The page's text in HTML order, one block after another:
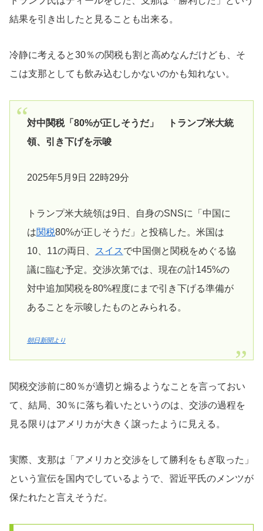
結果を引き出したと見ることも出来る。
冷静に考えると30％の関税も割と高めなんだけども、そ
こは支那としても飲み込むしかないのかも知れない。
対中関税「80%が正しそうだ」 トランプ米大統
領、引き下げを示唆
2025年5月9日 22時29分
トランプ米大統領は9日、自身のSNSに「中国に
は関税80%が正しそうだ」と投稿した。米国は
10、11の両日、
スイスで中国側と関税をめぐる協
議に臨む予定。交渉次第では、現在の計145%の
対中追加関税を80%程度にまで引き下げる準備が
あることを示唆したものとみられる。
朝日新聞より
関税交渉前に80％が適切と煽るようなことを言っておい
て、結局、30％に落ち着いたというのは、交渉の過程を
見る限りはアメリカが大きく譲ったように見える。
実際、支那は「アメリカと交渉をして勝利をもぎ取った」
という宣伝を国内でしているようで、習近平氏のメンツが
保たれたと言えそうだ。